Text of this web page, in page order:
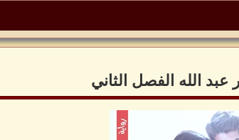
عبد الله الفصل الثاني